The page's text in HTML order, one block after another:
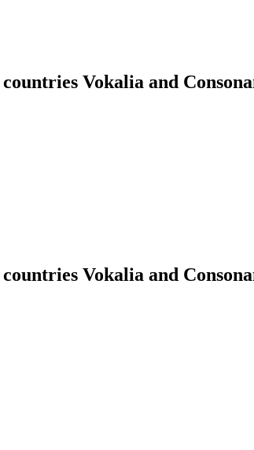
Vokalia and
Vokalia and